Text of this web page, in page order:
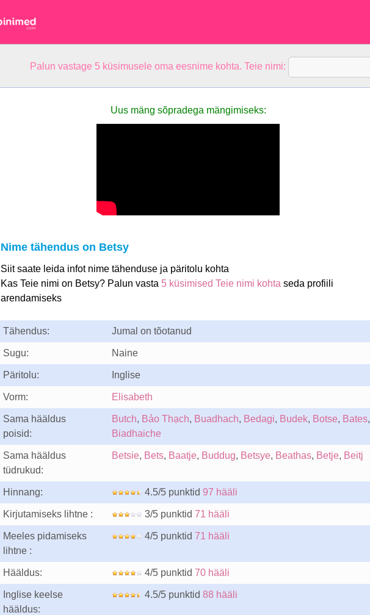
Palun vastage 5 küsimusele oma eesnime kohta. Teie nimi:
Uus mäng sõpradega mängimiseks:
Nime tähendus on Betsy
Siit saate leida infot nime tähenduse ja päritolu kohta
Kas Teie nimi on Betsy? Palun vasta 5 küsimised Teie nimi kohta seda profiili
arendamiseks
Tähendus: Jumal on tõotanud
Sugu: Naine
Päritolu: Inglise
Vorm: Elisabeth
Sama hääldus
poisid:
Butch, Bảo Thạch, Buadhach, Bedagi, Budek, Botse, Bates,
Biadhaiche
Sama hääldus
tüdrukud:
Betsie, Bets, Baatje, Buddug, Betsye, Beathas, Betje, Beitj
Hinnang: 4.5/5 punktid 97 hääli
Kirjutamiseks lihtne : 3/5 punktid 71 hääli
Meeles pidamiseks
lihtne :
4/5 punktid 71 hääli
Hääldus: 4/5 punktid 70 hääli
Inglise keelse
hääldus:
4.5/5 punktid 88 hääli